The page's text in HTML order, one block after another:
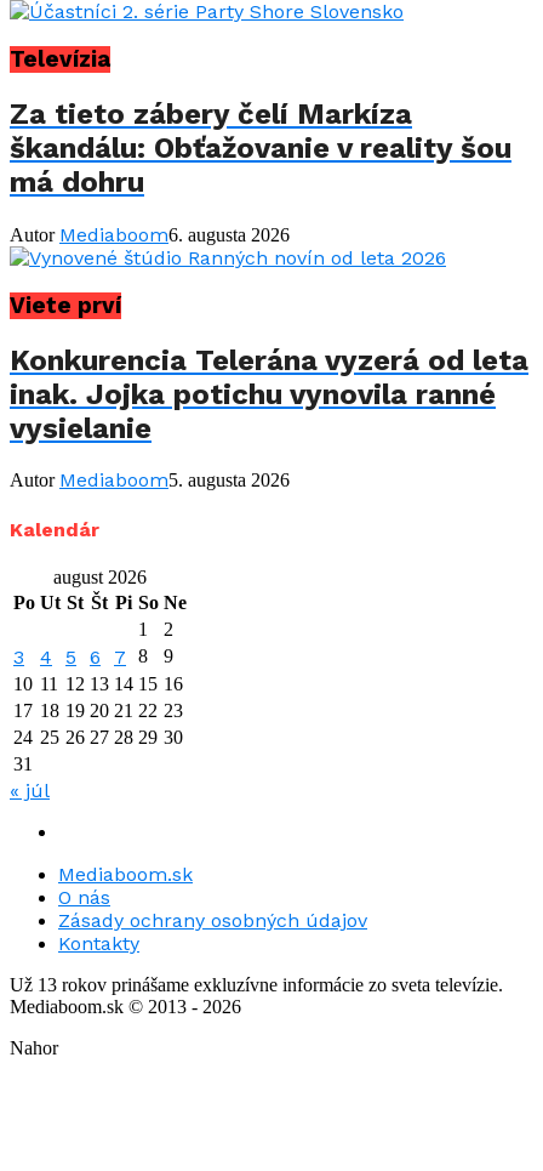
Televízia
Za tieto zábery čelí Markíza
škandálu: Obťažovanie v reality šou
má dohru
Autor Mediaboom6. augusta 2026
Viete prví
Konkurencia Telerána vyzerá od leta
inak. Jojka potichu vynovila ranné
vysielanie
Autor Mediaboom5. augusta 2026
Kalendár
august 2026
Po Ut St Št Pi So Ne
1
2
3 4 5 6 7 8
9
10 11 12 13 14 15 16
17 18 19 20 21 22 23
24 25 26 27 28 29 30
31
« júl
Mediaboom.sk
O nás
Zásady ochrany osobných údajov
Kontakty
Už 13 rokov prinášame exkluzívne informácie zo sveta televízie.
Mediaboom.sk © 2013 - 2026
Nahor